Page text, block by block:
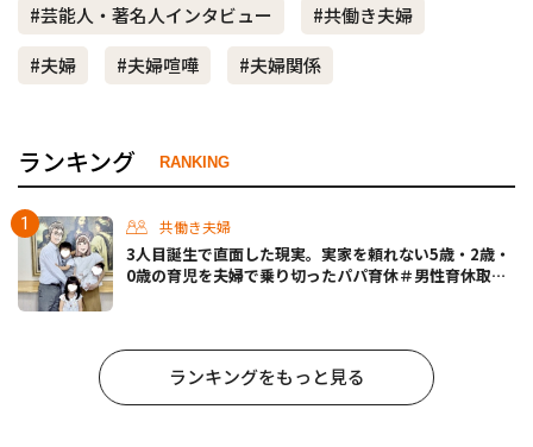
#芸能人・著名人インタビュー
#共働き夫婦
#夫婦
#夫婦喧嘩 #夫婦関係
ランキング RANKING
共働き夫婦
3人目誕生で直面した現実。実家を頼れない5歳・2歳・
0歳の育児を夫婦で乗り切ったパパ育休＃男性育休取っ
ランキングをもっと見る